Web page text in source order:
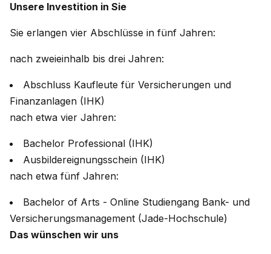
Unsere Investition in Sie
Sie erlangen vier Abschlüsse in fünf Jahren:
nach zweieinhalb bis drei Jahren:
Abschluss Kaufleute für Versicherungen und
Finanzanlagen (IHK)
nach etwa vier Jahren:
Bachelor Professional (IHK)
Ausbildereignungsschein (IHK)
nach etwa fünf Jahren:
Bachelor of Arts - Online Studiengang Bank- und
Versicherungsmanagement (Jade-Hochschule)
Das wünschen wir uns